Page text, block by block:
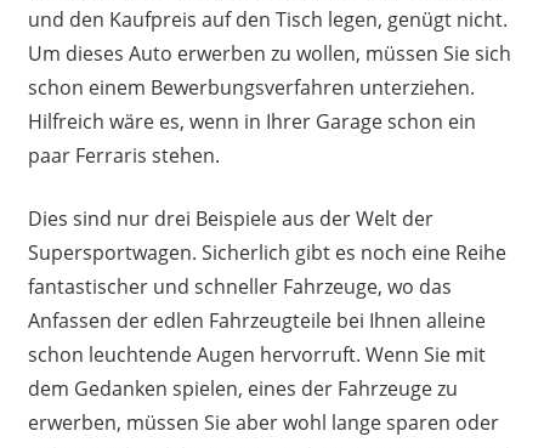
und den Kaufpreis auf den Tisch legen, genügt nicht.
Um dieses Auto erwerben zu wollen, müssen Sie sich
schon einem Bewerbungsverfahren unterziehen.
Hilfreich wäre es, wenn in Ihrer Garage schon ein
paar Ferraris stehen.
Dies sind nur drei Beispiele aus der Welt der
Supersportwagen. Sicherlich gibt es noch eine Reihe
fantastischer und schneller Fahrzeuge, wo das
Anfassen der edlen Fahrzeugteile bei Ihnen alleine
schon leuchtende Augen hervorruft. Wenn Sie mit
dem Gedanken spielen, eines der Fahrzeuge zu
erwerben, müssen Sie aber wohl lange sparen oder